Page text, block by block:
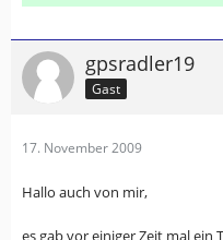
gpsradler19
Gast
17. November 2009
Hallo auch von mir,
es gab vor einiger Zeit mal ein